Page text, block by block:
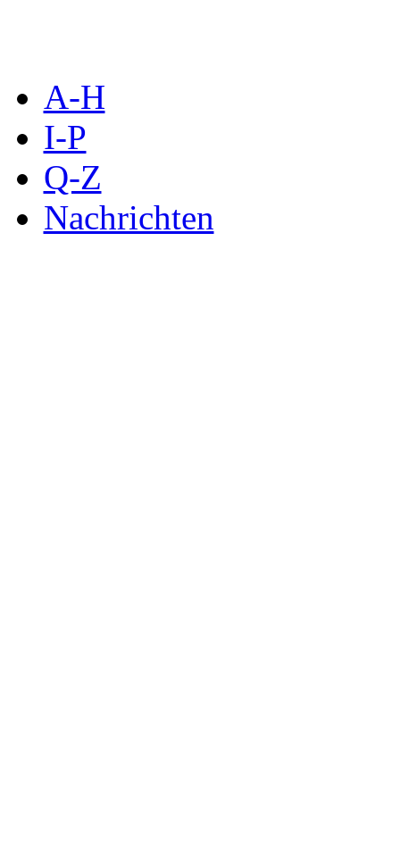
A-H
I-P
Q-Z
Nachrichten